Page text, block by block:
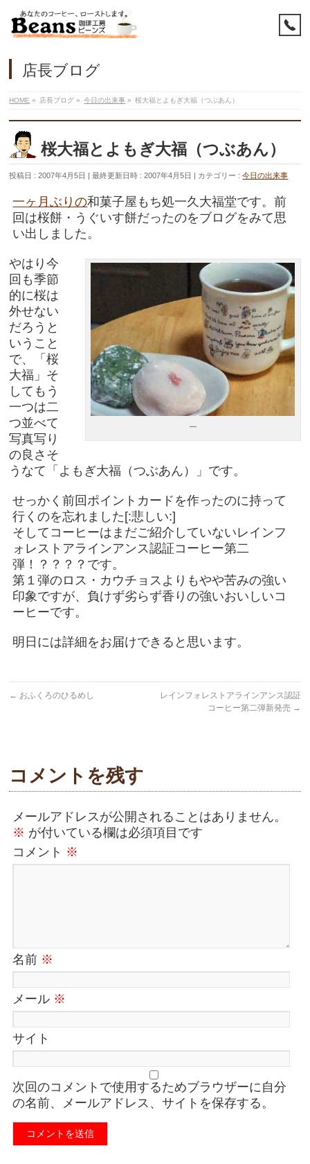
店長ブログ
HOME » 店長ブログ » 今日の出来事 » 桜大福とよもぎ大福（つぶあん）
桜大福とよもぎ大福（つぶあん）
投稿日 : 2007年4月5日 最終更新日時 : 2007年4月5日 カテゴリー :今日の出来事
一ヶ月ぶりの和菓子屋もち処一久大福堂です。前
回は桜餅・うぐいす餅だったのをブログをみて思
い出しました。
ー
やはり今
回も季節
的に桜は
外せない
だろうと
いうこと
で、「桜
大福」そ
してもう
一つは二
つ並べて
写真写り
の良さそ
うなて「よもぎ大福（つぶあん）」です。
せっかく前回ポイントカードを作ったのに持って
行くのを忘れました[:悲しい:]
そしてコーヒーはまだご紹介していないレインフ
ォレストアラインアンス認証コーヒー第二
弾！？？？？です。
第１弾のロス・カウチョスよりもやや苦みの強い
印象ですが、負けず劣らず香りの強いおいしいコ
ーヒーです。
明日には詳細をお届けできると思います。
← おふくろのひるめし
レインフォレストアラインアンス認証
コーヒー第二弾新発売 →
コメントを残す
メールアドレスが公開されることはありません。
※ が付いている欄は必須項目です
コメント ※
名前 ※
メール ※
サイト
次回のコメントで使用するためブラウザーに自分
の名前、メールアドレス、サイトを保存する。